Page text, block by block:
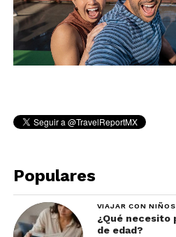
Populares
VIAJAR CON NIÑOS
¿Qué necesito
de edad?